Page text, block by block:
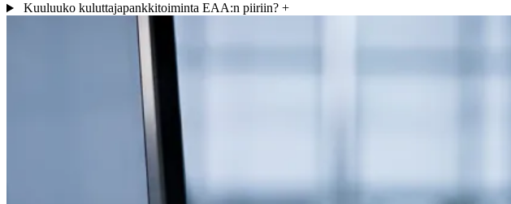
Kuuluuko kuluttajapankkitoiminta EAA:n piiriin? +